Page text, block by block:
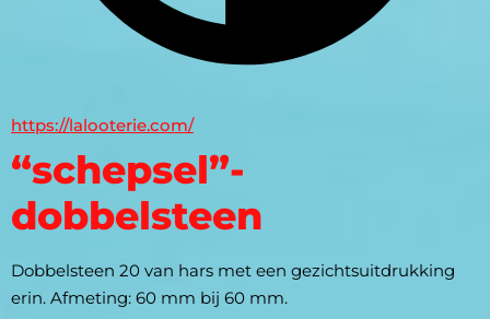
https://lalooterie.com/
“schepsel”-
dobbelsteen
Dobbelsteen 20 van hars met een gezichtsuitdrukking
erin. Afmeting: 60 mm bij 60 mm.